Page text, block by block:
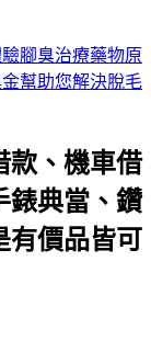
腳臭治療藥物原
幫助您解決脫毛
款、機車借
錶典當、鑽
有價品皆可